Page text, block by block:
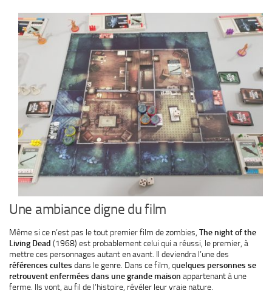
Une ambiance digne du film
Même si ce n’est pas le tout premier film de zombies, The night of the
Living Dead (1968) est probablement celui qui a réussi, le premier, à
mettre ces personnages autant en avant. Il deviendra l’une des
références cultes dans le genre. Dans ce film, quelques personnes se
retrouvent enfermées dans une grande maison appartenant à une
ferme. Ils vont, au fil de l’histoire, révéler leur vraie nature.